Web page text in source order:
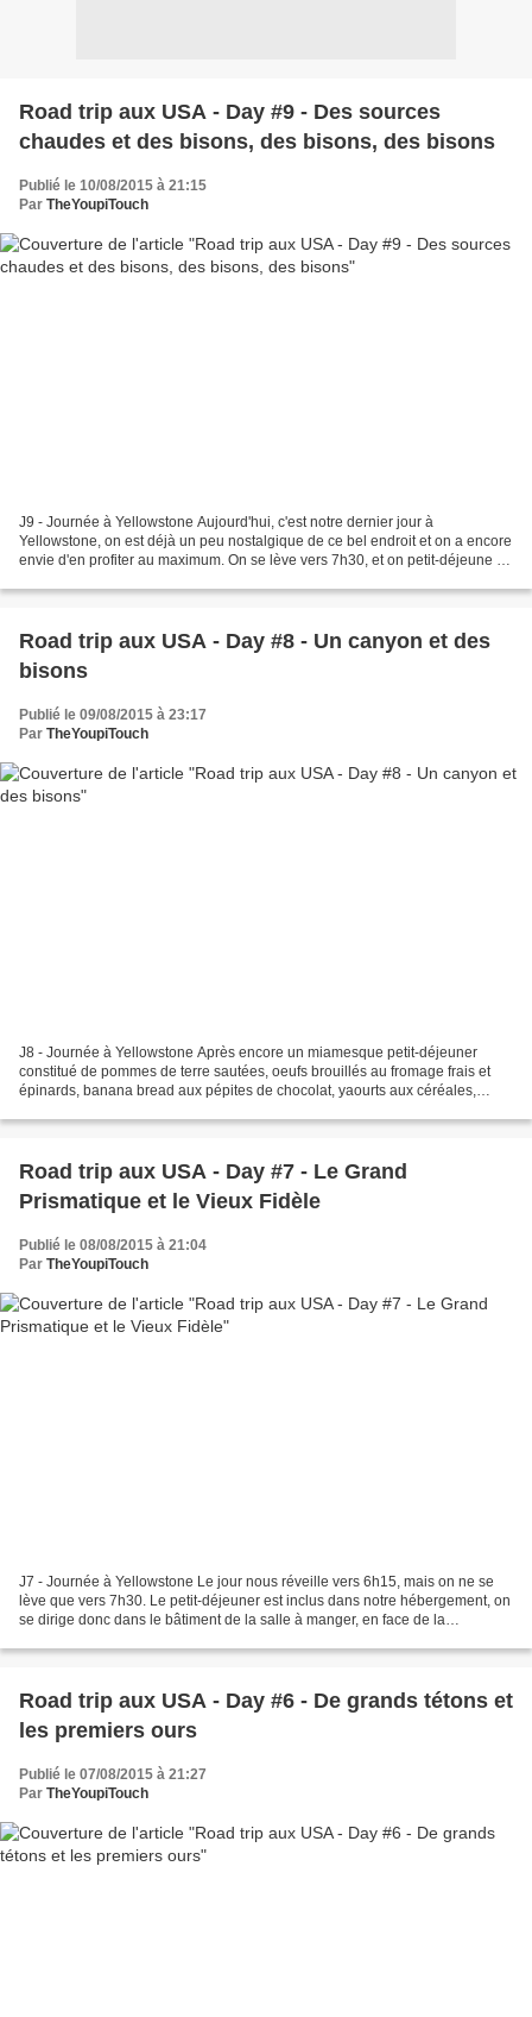
Road trip aux USA - Day #9 - Des sources
chaudes et des bisons, des bisons, des bisons
Publié le 10/08/2015 à 21:15
Par TheYoupiTouch
J9 - Journée à Yellowstone Aujourd'hui, c'est notre dernier jour à
Yellowstone, on est déjà un peu nostalgique de ce bel endroit et on a encore
envie d'en profiter au maximum. On se lève vers 7h30, et on petit-déjeune de
Road trip aux USA - Day #8 - Un canyon et des
bisons
Publié le 09/08/2015 à 23:17
Par TheYoupiTouch
J8 - Journée à Yellowstone Après encore un miamesque petit-déjeuner
constitué de pommes de terre sautées, oeufs brouillés au fromage frais et
épinards, banana bread aux pépites de chocolat, yaourts aux céréales,
Road trip aux USA - Day #7 - Le Grand
Prismatique et le Vieux Fidèle
Publié le 08/08/2015 à 21:04
Par TheYoupiTouch
J7 - Journée à Yellowstone Le jour nous réveille vers 6h15, mais on ne se
lève que vers 7h30. Le petit-déjeuner est inclus dans notre hébergement, on
se dirige donc dans le bâtiment de la salle à manger, en face de la
Road trip aux USA - Day #6 - De grands tétons et
les premiers ours
Publié le 07/08/2015 à 21:27
Par TheYoupiTouch